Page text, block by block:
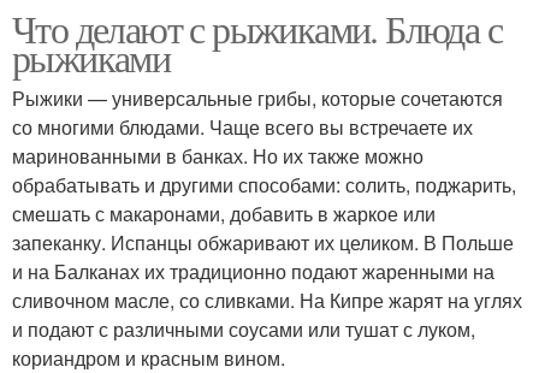
Что делают с рыжиками. Блюда с
рыжиками
Рыжики — универсальные грибы, которые сочетаются
со многими блюдами. Чаще всего вы встречаете их
маринованными в банках. Но их также можно
обрабатывать и другими способами: солить, поджарить,
смешать с макаронами, добавить в жаркое или
запеканку. Испанцы обжаривают их целиком. В Польше
и на Балканах их традиционно подают жаренными на
сливочном масле, со сливками. На Кипре жарят на углях
и подают с различными соусами или тушат с луком,
кориандром и красным вином.